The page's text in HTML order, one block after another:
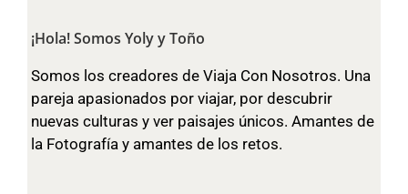
¡Hola! Somos Yoly y Toño
Somos los creadores de Viaja Con Nosotros. Una
pareja apasionados por viajar, por descubrir
nuevas culturas y ver paisajes únicos. Amantes de
la Fotografía y amantes de los retos.